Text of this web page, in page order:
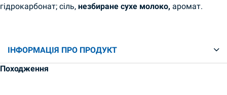
гідрокарбонат; сіль, незбиране сухе молоко, аромат.
ІНФОРМАЦІЯ ПРО ПРОДУКТ
Походження